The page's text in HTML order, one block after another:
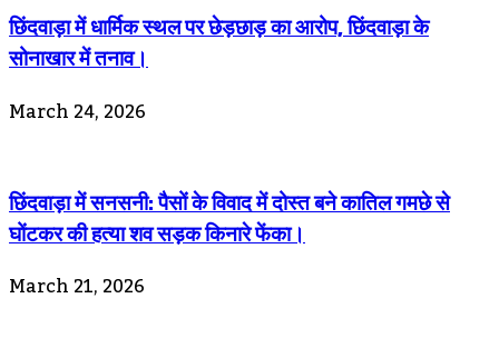
छिंदवाड़ा में धार्मिक स्थल पर छेड़छाड़ का आरोप, छिंदवाड़ा के
सोनाखार में तनाव।
March 24, 2026
छिंदवाड़ा में सनसनी: पैसों के विवाद में दोस्त बने कातिल गमछे से
घोंटकर की हत्या शव सड़क किनारे फेंका।
March 21, 2026